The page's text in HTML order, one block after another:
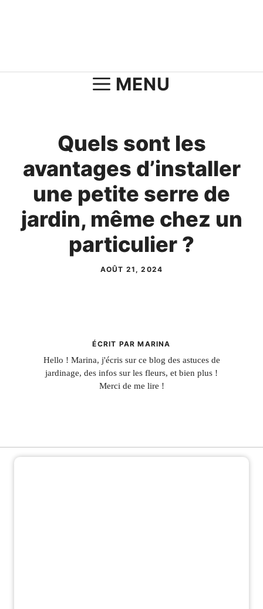
MENU
Quels sont les
avantages d’installer
une petite serre de
jardin, même chez un
particulier ?
AOÛT 21, 2024
ÉCRIT PAR MARINA
Hello ! Marina, j'écris sur ce blog des astuces de
jardinage, des infos sur les fleurs, et bien plus !
Merci de me lire !